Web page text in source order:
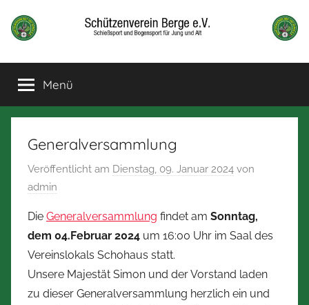
Inhalt
Schützenverein
Berge
Bogensport
für
Jung
Menü
Generalversammlung
Veröffentlicht am Dienstag, 09. Januar 2024 von
admin
Die Generalversammlung findet am Sonntag,
dem 04.Februar 2024 um 16:00 Uhr im Saal des
Vereinslokals Schohaus statt.
Unsere Majestät Simon und der Vorstand laden
zu dieser Generalversammlung herzlich ein und